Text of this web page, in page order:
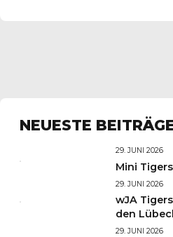
NEUESTE
29. JUNI 2026
Mini
29. JUNI 2026
wJA
den
2026
29. JUNI 2026